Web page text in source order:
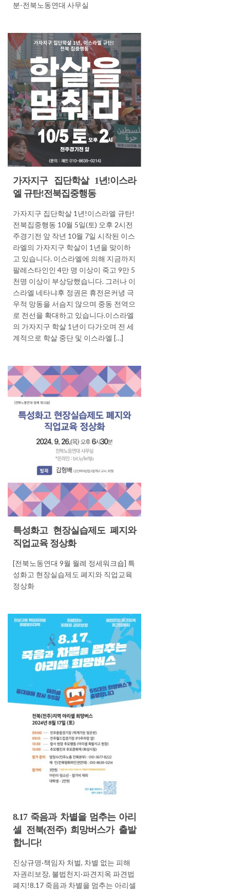
분-전북노동연대 사무실
가자지구 집단학살 1년!이스라
엘 규탄!전북집중행동
가자지구 집단학살 1년!이스라엘 규탄!
전북집중행동 10월 5일(토) 오후 2시전
주경기전 앞 작년 10월 7일 시작된 이스
라엘의 가자지구 학살이 1년을 맞이하
고 있습니다. 이스라엘에 의해 지금까지
팔레스타인인 4만 명 이상이 죽고 9만 5
천명 이상이 부상당했습니다. 그러나 이
스라엘 네타냐후 정권은 휴전은커녕 극
우적 망동을 서슴지 않으며 중동 전역으
로 전선을 확대하고 있습니다.이스라엘
의 가자지구 학살 1년이 다가오며 전 세
계적으로 학살 중단 및 이스라엘 […]
특성화고 현장실습제도 폐지와
직업교육 정상화
[전북노동연대 9월 월례 정세워크숍] 특
성화고 현장실습제도 폐지와 직업교육
정상화
8.17 죽음과 차별을 멈추는 아리
셀 전북(전주) 희망버스가 출발
합니다!
진상규명·책임자 처벌, 차별 없는 피해
자권리보장, 불법천지·파견지옥 파견법
폐지!8.17 죽음과 차별을 멈추는 아리셀